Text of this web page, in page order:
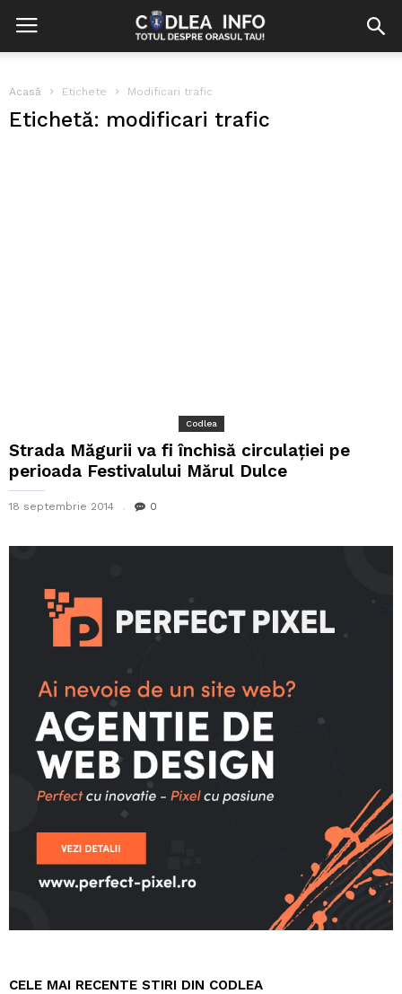
Acasă Etichete Modificari trafic
Etichetă: modificari trafic
Codlea
Strada Măgurii va fi închisă circulației pe
perioada Festivalului Mărul Dulce
18 septembrie 2014 0
CELE MAI RECENTE STIRI DIN CODLEA